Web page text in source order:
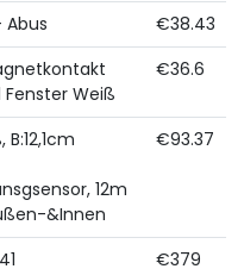
Abus
€38.43
Fenster Weiß
€36.6
12m
&Innen
€93.37
€379